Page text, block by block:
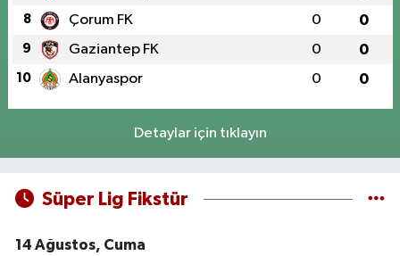
8 Çorum FK 0 0
9 Gaziantep FK 0 0
10 Alanyaspor 0 0
Detaylar için tıklayın
Süper Lig Fikstür
14 Ağustos, Cuma